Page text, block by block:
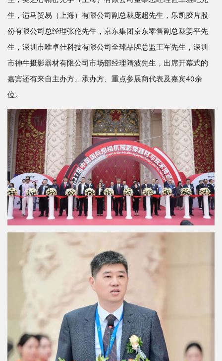
生，适马贸易（上海）有限公司副总裁庞超先生，乐凯胶片股
份有限公司总经理张伦先生，京东集团京东零售副总裁姜平先
生，深圳市唯卓仕科技有限公司全球品牌总监王军先生，深圳
市神牛摄影器材有限公司市场部经理隋波先生，出席开幕式的
嘉宾还有来自主办方、承办方、重点参展商代表及嘉宾40余
位。